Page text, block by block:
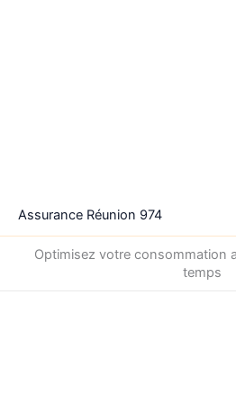
Assurance Réunion 974
Optimisez votre consommation
temps